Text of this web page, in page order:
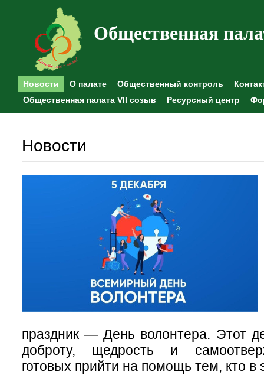
Общественная
Новости О палате Общественный контроль
Общественная палата VII созыв
Ресурсный центр
Общественные наблюдения
Новости
праздник — День волонтера. Этот
доброту, щедрость и
готовых прийти на помощь тем, кто в